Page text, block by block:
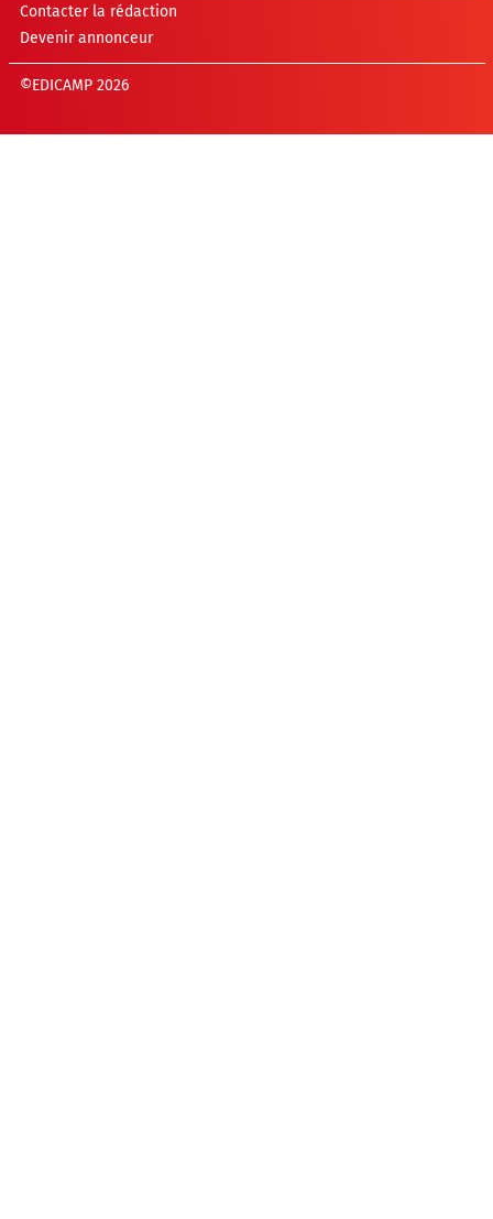
Contacter la rédaction
Devenir annonceur
©EDICAMP 2026